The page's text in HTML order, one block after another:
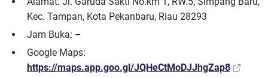
Kec. Tampan, Kota Pekanbaru, Riau 28293
Jam Buka: –
Google Maps:
https://maps.app.goo.gl/JQHeCtMoDJJhgZap8